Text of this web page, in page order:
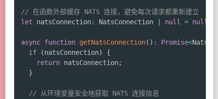
// 在函数外部缓存 NATS 连接，避免每次请求都重新建立
let natsConnection: NatsConnection null = null
async function getNatsConnection( ) : Promise<
if
(natsConnection)
{
return natsConnection;
}
// 从环境变量安全地获取 NATS 连接信息